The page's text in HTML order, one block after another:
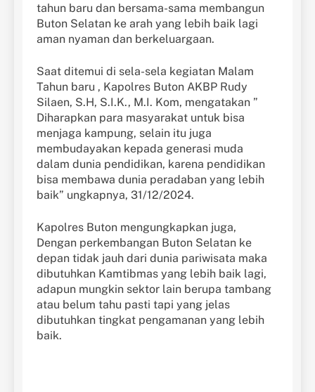
tahun baru dan bersama-sama membangun
Buton Selatan ke arah yang lebih baik lagi
aman nyaman dan berkeluargaan.
Saat ditemui di sela-sela kegiatan Malam
Tahun baru , Kapolres Buton AKBP Rudy
Silaen, S.H, S.I.K., M.I. Kom, mengatakan ”
Diharapkan para masyarakat untuk bisa
menjaga kampung, selain itu juga
membudayakan kepada generasi muda
dalam dunia pendidikan, karena pendidikan
bisa membawa dunia peradaban yang lebih
baik” ungkapnya, 31/12/2024.
Kapolres Buton mengungkapkan juga,
Dengan perkembangan Buton Selatan ke
depan tidak jauh dari dunia pariwisata maka
dibutuhkan Kamtibmas yang lebih baik lagi,
adapun mungkin sektor lain berupa tambang
atau belum tahu pasti tapi yang jelas
dibutuhkan tingkat pengamanan yang lebih
baik.